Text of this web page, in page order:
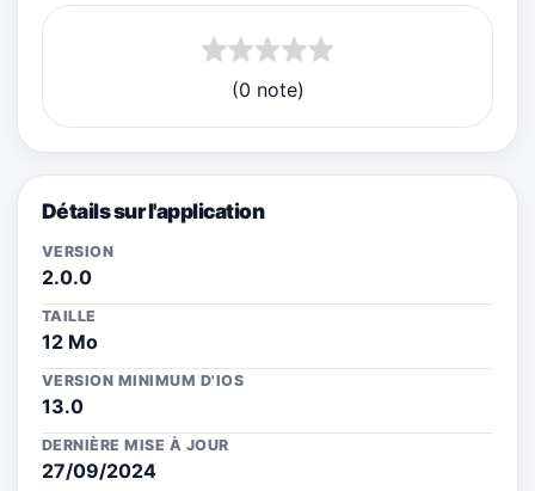
(0 note)
Détails sur l'application
VERSION
2.0.0
TAILLE
12 Mo
VERSION MINIMUM D'IOS
13.0
DERNIÈRE MISE À JOUR
27/09/2024